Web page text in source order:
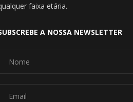
faixa etária.
A NOSSA NEWSLETTER